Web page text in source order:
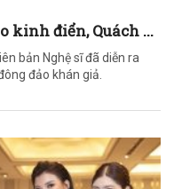
kinh điển, Quách ...
bản Nghệ sĩ đã diễn ra
đảo khán giả.